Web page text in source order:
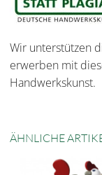
Wir unterstützen
erwerben mit
Handwerkskunst.
ÄHNLICHE